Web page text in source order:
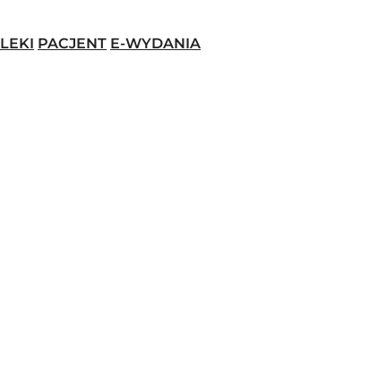
LEKI PACJENT E-WYDANIA